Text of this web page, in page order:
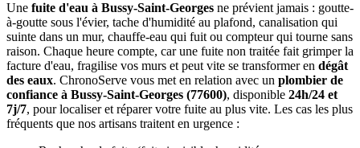
Une fuite d'eau à Bussy-Saint-Georges ne prévient jamais : goutte-
à-goutte sous l'évier, tache d'humidité au plafond, canalisation qui
suinte dans un mur, chauffe-eau qui fuit ou compteur qui tourne sans
raison. Chaque heure compte, car une fuite non traitée fait grimper la
facture d'eau, fragilise vos murs et peut vite se transformer en dégât
des eaux. ChronoServe vous met en relation avec un plombier de
confiance à Bussy-Saint-Georges (77600), disponible 24h/24 et
7j/7, pour localiser et réparer votre fuite au plus vite. Les cas les plus
fréquents que nos artisans traitent en urgence :